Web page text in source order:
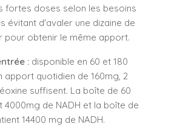
fortes doses selon les besoins
évitant d'avaler une dizaine de
pour obtenir le même apport.
: disponible en 60 et 180
apport quotidien de 160mg, 2
suffisent. La boîte de 60
4000mg de NADH et la boîte de
14400 mg de NADH.